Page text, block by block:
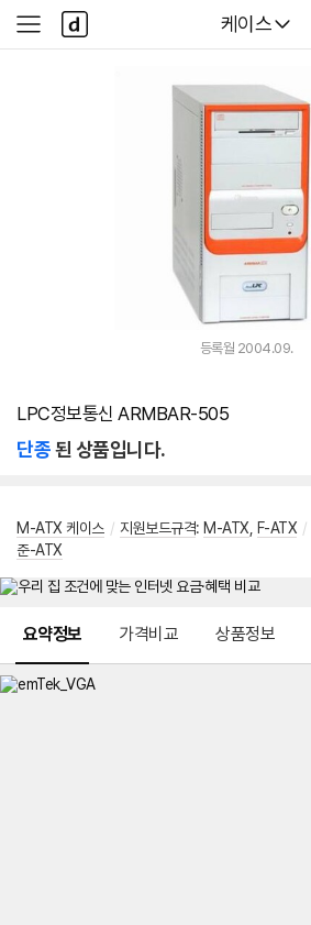
다나와
케이스
사
이
다
나
와
등록월 2004.09.
LPC정보통신 ARMBAR-505
단종된 상품입니다.
M-ATX 케이스 / 지원보드규격: M-ATX F-ATX /
준-ATX
요약정보 가격비교 상품정보